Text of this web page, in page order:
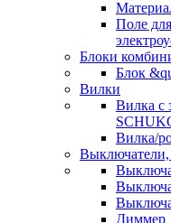
Поле
Блоки
Блок
Вилки
Вилка с
Вилка/
Диммер